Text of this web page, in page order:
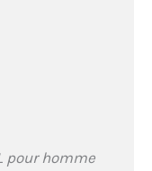
de
Conception à
Low
avec capuche
rabats, Bas
autobloqueur,
pour homme